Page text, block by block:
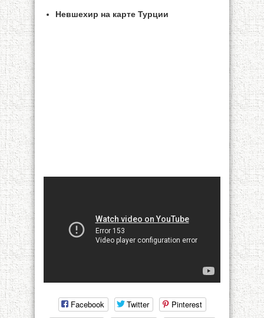
Невшехир на карте Турции
Facebook Twitter
Pinterest